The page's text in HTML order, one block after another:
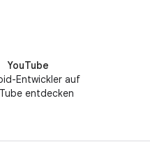
YouTube
Entwickler auf
entdecken